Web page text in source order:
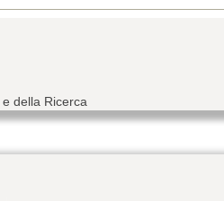
della Ricerca